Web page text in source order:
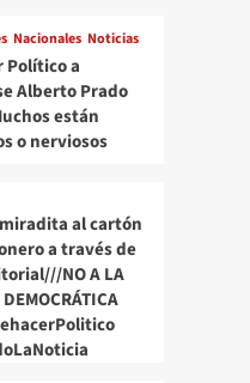
Nacionales Noticias
Político a
Alberto Prado
están
o nerviosos
al cartón
a través de
NO A LA